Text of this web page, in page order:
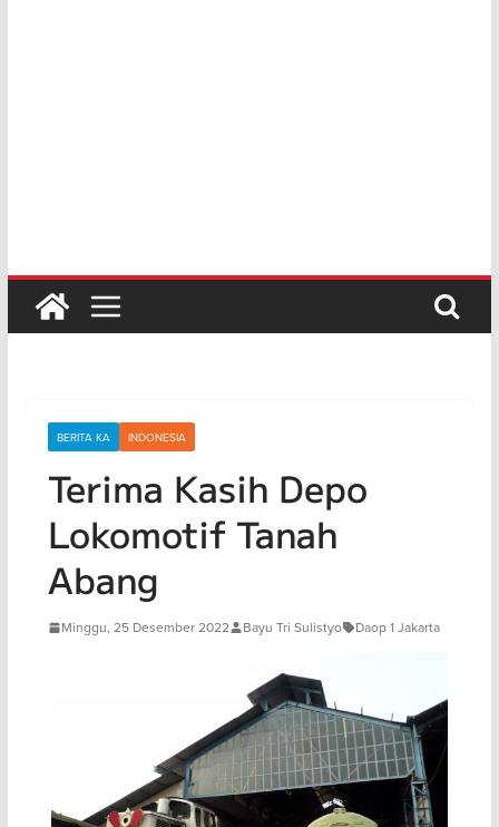
BERITA KA INDONESIA
Terima Kasih Depo
Lokomotif Tanah
Abang
Minggu, 25 Desember 2022 Bayu Tri Sulistyo Daop 1 Jakarta